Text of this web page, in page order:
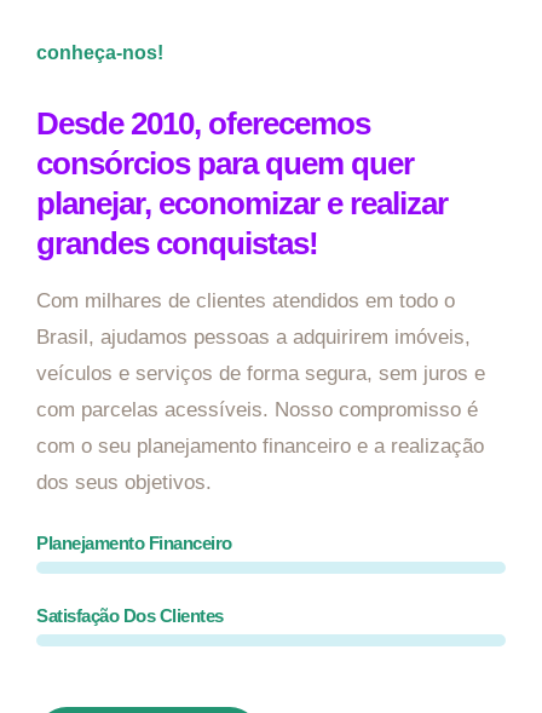
conheça-nos!
Desde 2010, oferecemos
consórcios para quem quer
planejar, economizar e realizar
grandes conquistas!
Com milhares de clientes atendidos em todo o
Brasil, ajudamos pessoas a adquirirem imóveis,
veículos e serviços de forma segura, sem juros e
com parcelas acessíveis. Nosso compromisso é
com o seu planejamento financeiro e a realização
dos seus objetivos.
Planejamento Financeiro
Satisfação Dos Clientes